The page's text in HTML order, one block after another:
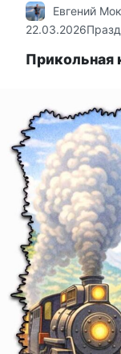
Евгений
22.03.2026
Прикольная